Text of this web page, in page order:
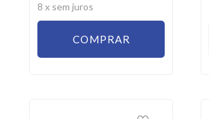
8 x sem juros
COMPRAR